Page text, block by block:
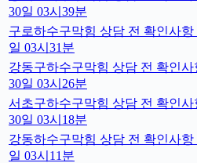
30일 03시39분
구로하수구막힘 상담 전 확인사항
일 03시31분
강동구하수구막힘 상담 전 확인사
30일 03시26분
서초구하수구막힘 상담 전 확인사
30일 03시18분
강동하수구막힘 상담 전 확인사항
일 03시11분